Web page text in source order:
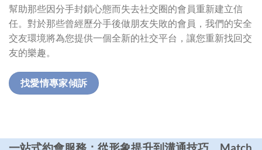
幫助那些因分手封鎖心態而失去社交圈的會員重新建立信
任。對於那些曾經歷分手後做朋友失敗的會員，我們的安全
交友環境將為您提供一個全新的社交平台，讓您重新找回交
友的樂趣。
找愛情專家傾訴